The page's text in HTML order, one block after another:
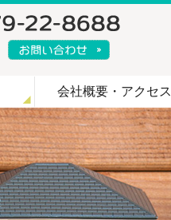
会社概要・アクセス